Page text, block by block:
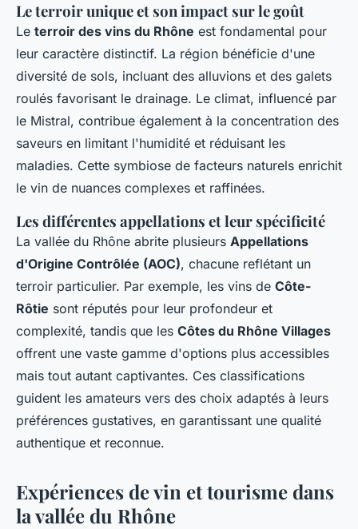
Le terroir unique et son impact sur le goût
Le terroir des vins du Rhône est fondamental pour
leur caractère distinctif. La région bénéficie d'une
diversité de sols, incluant des alluvions et des galets
roulés favorisant le drainage. Le climat, influencé par
le Mistral, contribue également à la concentration des
saveurs en limitant l'humidité et réduisant les
maladies. Cette symbiose de facteurs naturels enrichit
le vin de nuances complexes et raffinées.
Les différentes appellations et leur spécificité
La vallée du Rhône abrite plusieurs Appellations
d'Origine Contrôlée (AOC), chacune reflétant un
terroir particulier. Par exemple, les vins de Côte-
Rôtie sont réputés pour leur profondeur et
complexité, tandis que les Côtes du Rhône Villages
offrent une vaste gamme d'options plus accessibles
mais tout autant captivantes. Ces classifications
guident les amateurs vers des choix adaptés à leurs
préférences gustatives, en garantissant une qualité
authentique et reconnue.
Expériences de vin et tourisme dans
la vallée du Rhône